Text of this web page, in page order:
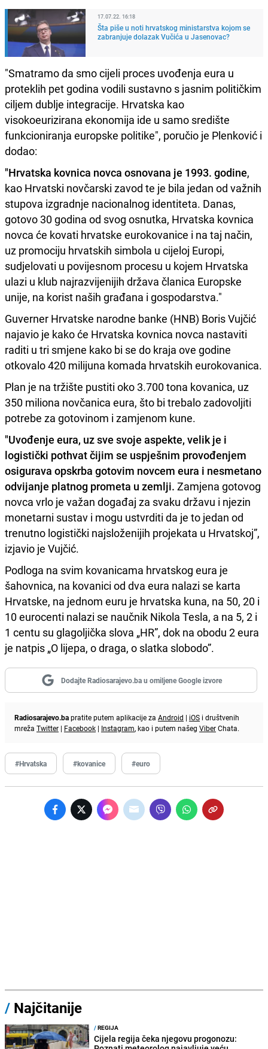
17.07.22. 16:18
Šta piše u noti hrvatskog ministarstva kojom se
zabranjuje dolazak Vučića u Jasenovac?
"Smatramo da smo cijeli proces uvođenja eura u
proteklih pet godina vodili sustavno s jasnim političkim
ciljem dublje integracije. Hrvatska kao
visokoeurizirana ekonomija ide u samo središte
funkcioniranja europske politike", poručio je Plenković i
dodao:
"Hrvatska kovnica novca osnovana je 1993. godine,
kao Hrvatski novčarski zavod te je bila jedan od važnih
stupova izgradnje nacionalnog identiteta. Danas,
gotovo 30 godina od svog osnutka, Hrvatska kovnica
novca će kovati hrvatske eurokovanice i na taj način,
uz promociju hrvatskih simbola u cijeloj Europi,
sudjelovati u povijesnom procesu u kojem Hrvatska
ulazi u klub najrazvijenijih država članica Europske
unije, na korist naših građana i gospodarstva."
Guverner Hrvatske narodne banke (HNB) Boris Vujčić
najavio je kako će Hrvatska kovnica novca nastaviti
raditi u tri smjene kako bi se do kraja ove godine
otkovalo 420 milijuna komada hrvatskih eurokovanica.
Plan je na tržište pustiti oko 3.700 tona kovanica, uz
350 miliona novčanica eura, što bi trebalo zadovoljiti
potrebe za gotovinom i zamjenom kune.
"Uvođenje eura, uz sve svoje aspekte, velik je i
logistički pothvat čijim se uspješnim provođenjem
osigurava opskrba gotovim novcem eura i nesmetano
odvijanje platnog prometa u zemlji. Zamjena gotovog
novca vrlo je važan događaj za svaku državu i njezin
monetarni sustav i mogu ustvrditi da je to jedan od
trenutno logistički najsloženijih projekata u Hrvatskoj”,
izjavio je Vujčić.
Podloga na svim kovanicama hrvatskog eura je
šahovnica, na kovanici od dva eura nalazi se karta
Hrvatske, na jednom euru je hrvatska kuna, na 50, 20 i
10 eurocenti nalazi se naučnik Nikola Tesla, a na 5, 2 i
1 centu su glagoljička slova „HR”, dok na obodu 2 eura
je natpis „O lijepa, o draga, o slatka slobodo”.
Dodajte Radiosarajevo.ba u omiljene Google izvore
Radiosarajevo.bapratite putem aplikacije za Android | iOS i društvenih
mreža Twitter | Facebook | Instagram, kao i putem našeg ViberChata.
#Hrvatska #kovanice #euro
/ Najčitanije
/REGIJA
Cijela regija čeka njegovu progonozu: